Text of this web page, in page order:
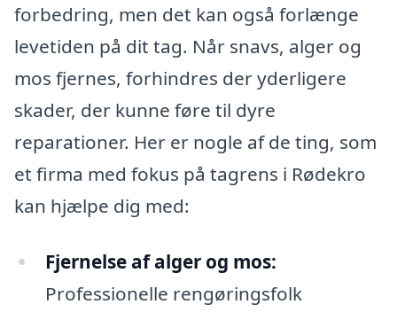
forbedring, men det kan også forlænge
levetiden på dit tag. Når snavs, alger og
mos fjernes, forhindres der yderligere
skader, der kunne føre til dyre
reparationer. Her er nogle af de ting, som
et firma med fokus på tagrens i Rødekro
kan hjælpe dig med:
Fjernelse af alger og mos:
Professionelle rengøringsfolk